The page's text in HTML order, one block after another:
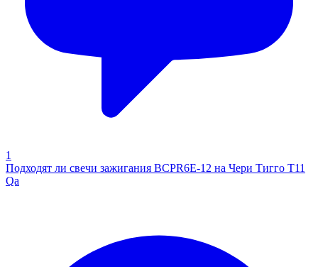
1
Подходят ли свечи зажигания BCPR6E-12 на Чери Тигго Т11
Qa